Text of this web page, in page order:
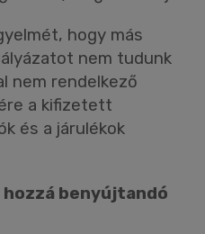
hogy más
nem tudunk
nem rendelkező
a kifizetett
és a járulékok
benyújtandó